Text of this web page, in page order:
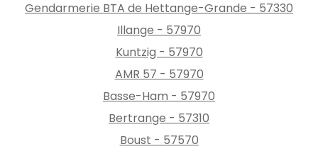
Gendarmerie BTA de Hettange-Grande - 57330
Illange - 57970
Kuntzig - 57970
AMR 57 - 57970
Basse-Ham - 57970
Bertrange - 57310
Boust - 57570